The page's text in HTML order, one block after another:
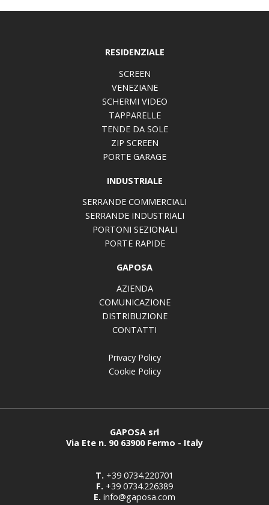
RESIDENZIALE
SCREEN
VENEZIANE
SCHERMI VIDEO
TAPPARELLE
TENDE DA SOLE
ZIP SCREEN
PORTE GARAGE
INDUSTRIALE
SERRANDE COMMERCIALI
SERRANDE INDUSTRIALI
PORTONI SEZIONALI
PORTE RAPIDE
GAPOSA
AZIENDA
COMUNICAZIONE
DISTRIBUZIONE
CONTATTI
Privacy Policy
Cookie Policy
GAPOSA srl
Via Ete n. 90 63900 Fermo - Italy
T. +39 0734.220701
F. +39 0734.226389
E. info@gaposa.com